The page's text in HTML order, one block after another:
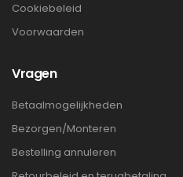
Cookiebeleid
Voorwaarden
Vragen
Betaalmogelijkheden
Bezorgen/Monteren
Bestelling annuleren